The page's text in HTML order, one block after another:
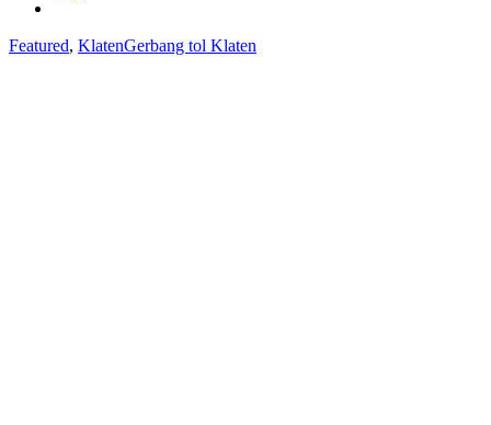
Featured, KlatenGerbang tol Klaten